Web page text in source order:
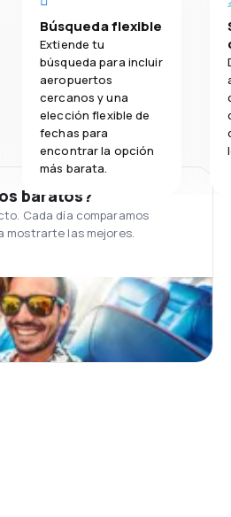
Búsqueda flexible
Extiende tu
búsqueda para incluir
aeropuertos
cercanos y una
elección flexible de
fechas para
encontrar la opción
más barata.
baratos?
Cada día comparamos
mostrarte las mejores.